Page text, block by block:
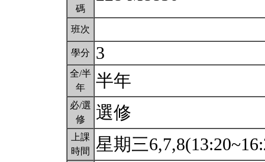
碼
班次
學分 3
全/半
年
半年
必/選
修
選修
上課
時間
星期三